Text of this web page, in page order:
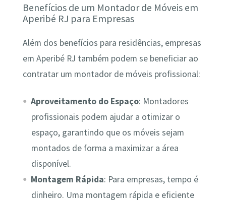
Benefícios de um Montador de Móveis em
Aperibé RJ para Empresas
Além dos benefícios para residências, empresas
em Aperibé RJ também podem se beneficiar ao
contratar um montador de móveis profissional:
Aproveitamento do Espaço: Montadores
profissionais podem ajudar a otimizar o
espaço, garantindo que os móveis sejam
montados de forma a maximizar a área
disponível.
Montagem Rápida: Para empresas, tempo é
dinheiro. Uma montagem rápida e eficiente